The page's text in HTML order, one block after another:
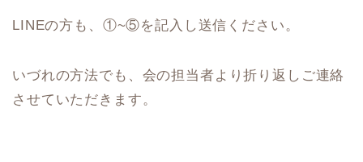
LINEの方も、①~⑤を記入し送信ください。
いづれの方法でも、会の担当者より折り返しご連絡
させていただきます。